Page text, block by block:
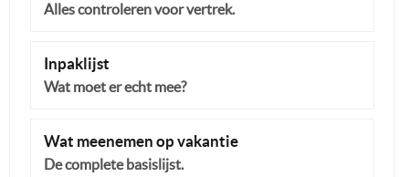
Alles controleren voor vertrek.
Inpaklijst
Wat moet er echt mee?
Wat meenemen op vakantie
De complete basislijst.